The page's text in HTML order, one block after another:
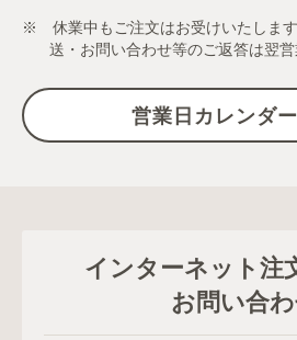
※ 休業中もご注文はお受けいたしま
送・お問い合わせ等のご返答は翌営
営業日カレンダ
インターネット注
お問い合